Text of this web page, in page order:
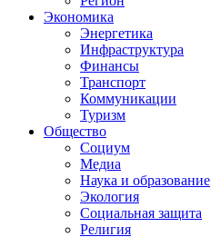
Экономика
Энергетика
Инфраструктура
Финансы
Транспорт
Коммуникации
Туризм
Общество
Социум
Медиа
Наука и образование
Экология
Социальная защита
Религия